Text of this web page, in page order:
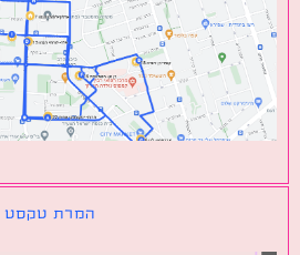
המרת טקסט ג׳יבריש